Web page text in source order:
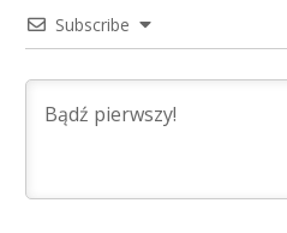
Subscribe